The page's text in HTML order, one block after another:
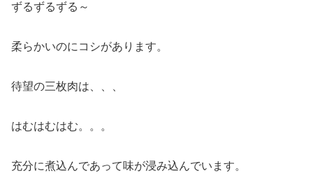
ずるずるずる～
柔らかいのにコシがあります。
待望の三枚肉は、、、
はむはむはむ。。。
充分に煮込んであって味が浸み込んでいます。